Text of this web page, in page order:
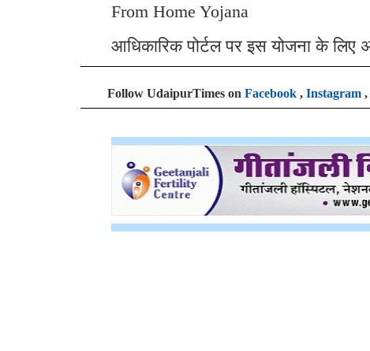
From Home Yojana
आधिकारिक पोर्टल पर इस योजना के
Follow UdaipurTimes on Facebook , Instagram ,